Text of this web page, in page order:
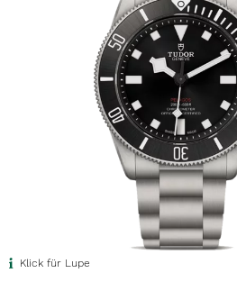
Klick für Lupe